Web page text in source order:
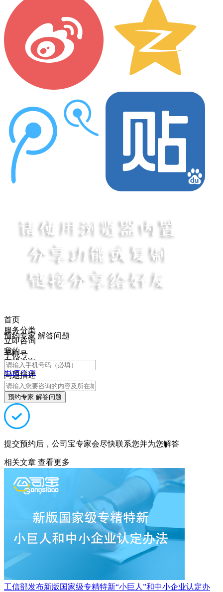
首页
服务分类
立即咨询
我的
在线咨询
电话咨询
预约专家 解答问题
手机号
问题描述
预约专家 解答问题
提交预约后，公司宝专家会尽快联系您并为您解答
相关文章 查看更多
工信部发布新版国家级专精特新“小巨人”和中小企业认定办